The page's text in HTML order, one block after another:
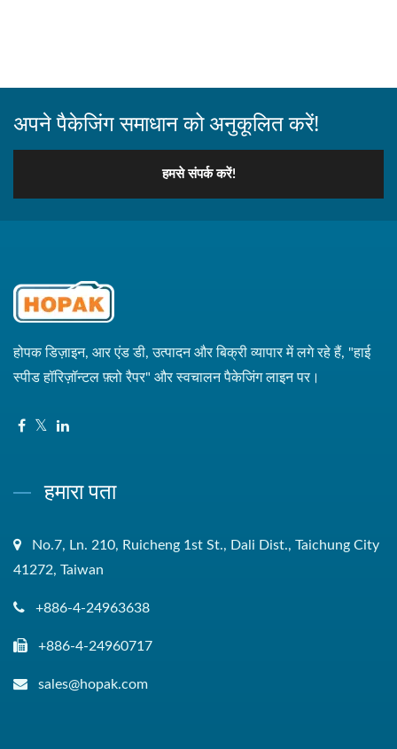
अपने पैकेजिंग समाधान को अनुकूलित करें!
हमसे संपर्क करें!
होपक डिज़ाइन, आर एंड डी, उत्पादन और बिक्री व्यापार में लगे रहे हैं, "हाई
स्पीड हॉरिज़ॉन्टल फ़्लो रैपर" और स्वचालन पैकेजिंग लाइन पर।
हमारा पता
No.7, Ln. 210, Ruicheng 1st St., Dali Dist., Taichung City
41272, Taiwan
+886-4-24963638
+886-4-24960717
sales@hopak.com